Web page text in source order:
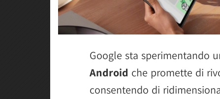
Google sta sperimentando
Android che promette di
consentendo di